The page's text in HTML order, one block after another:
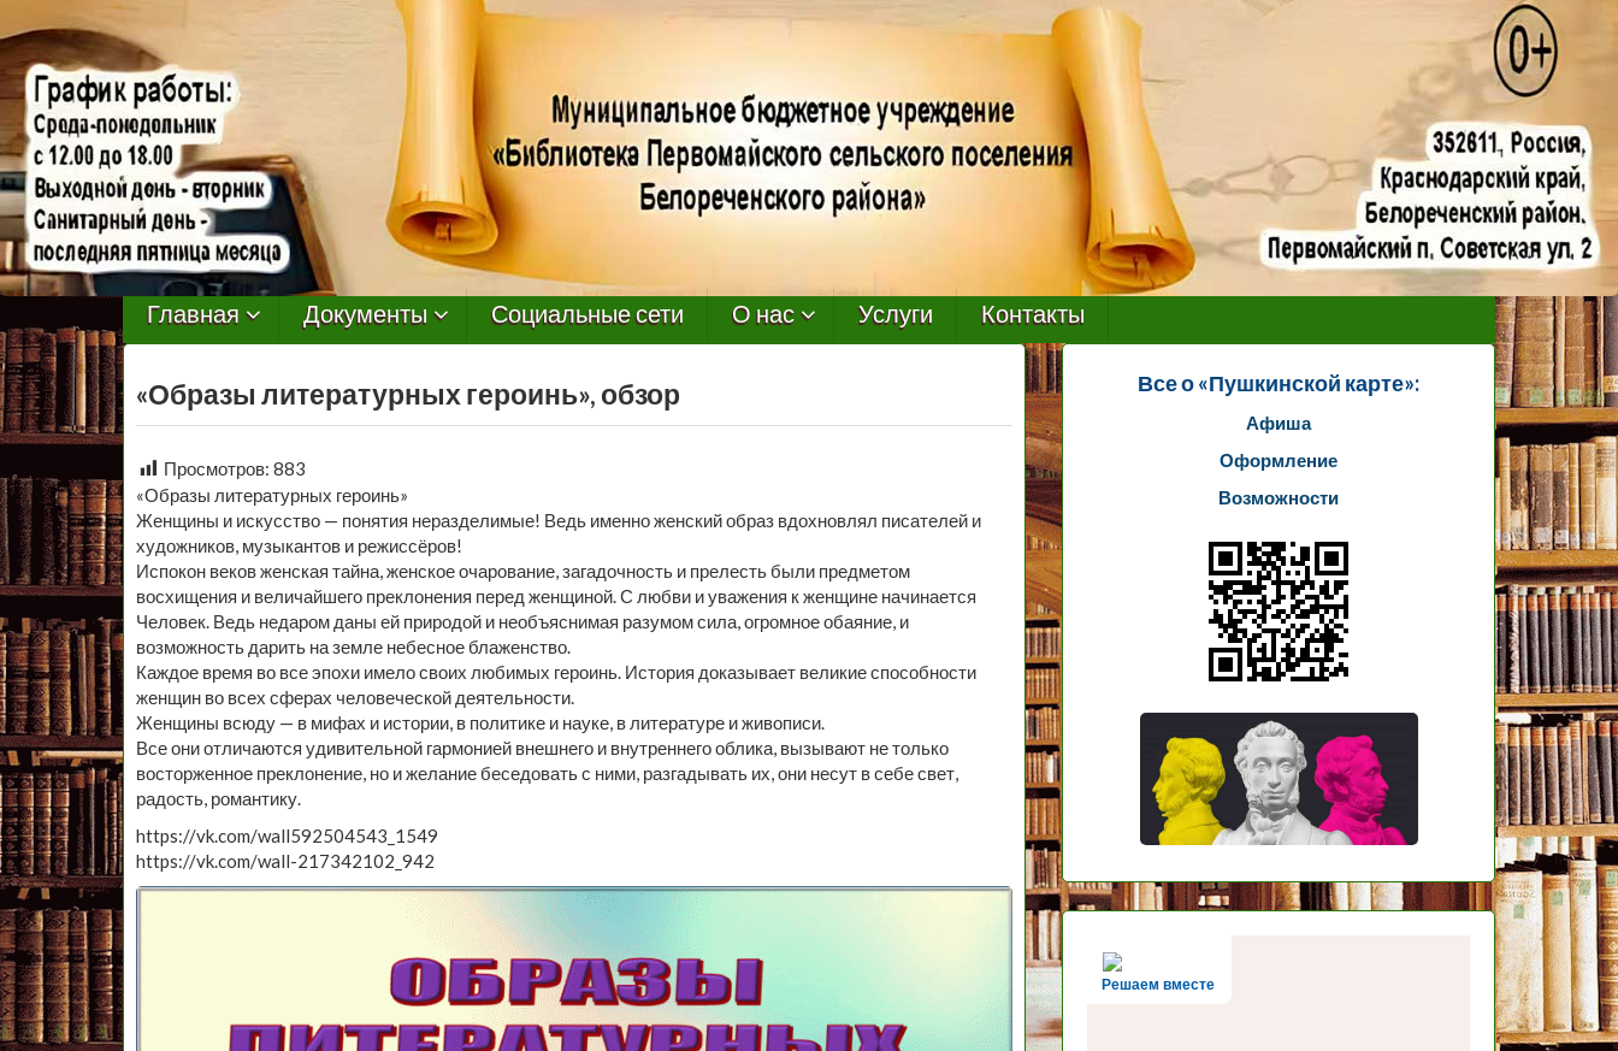
МБУ
Библиотека
Первомайского
Сельского
Поселения
Главная Документы Социальные сети О нас Услуги Контакты
«Образы литературных героинь», обзор
Просмотров: 883
«Образы литературных героинь»
Женщины и искусство — понятия неразделимые! Ведь именно женский образ вдохновлял писателей и
художников, музыкантов и режиссёров!
Испокон веков женская тайна, женское очарование, загадочность и прелесть были предметом
восхищения и величайшего преклонения перед женщиной. С любви и уважения к женщине начинается
Человек. Ведь недаром даны ей природой и необъяснимая разумом сила, огромное обаяние, и
возможность дарить на земле небесное блаженство.
Каждое время во все эпохи имело своих любимых героинь. История доказывает великие способности
женщин во всех сферах человеческой деятельности.
Женщины всюду — в мифах и истории, в политике и науке, в литературе и живописи.
Все они отличаются удивительной гармонией внешнего и внутреннего облика, вызывают не только
восторженное преклонение, но и желание беседовать с ними, разгадывать их, они несут в себе свет,
радость, романтику.
https://vk.com/wall592504543_1549
https://vk.com/wall-217342102_942
Все о «Пушкинской карте»:
Афиша
Оформление
Возможности
Решаем вместе